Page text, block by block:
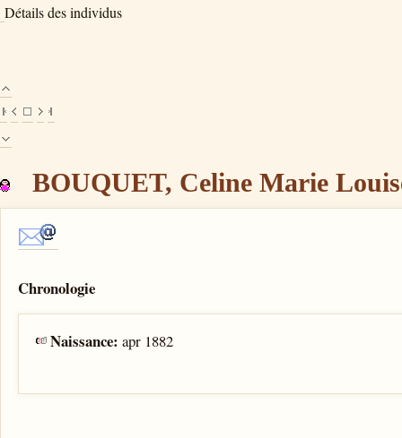
Détails des individus
BOUQUET, Celine Marie
Chronologie
Naissance:apr 1882